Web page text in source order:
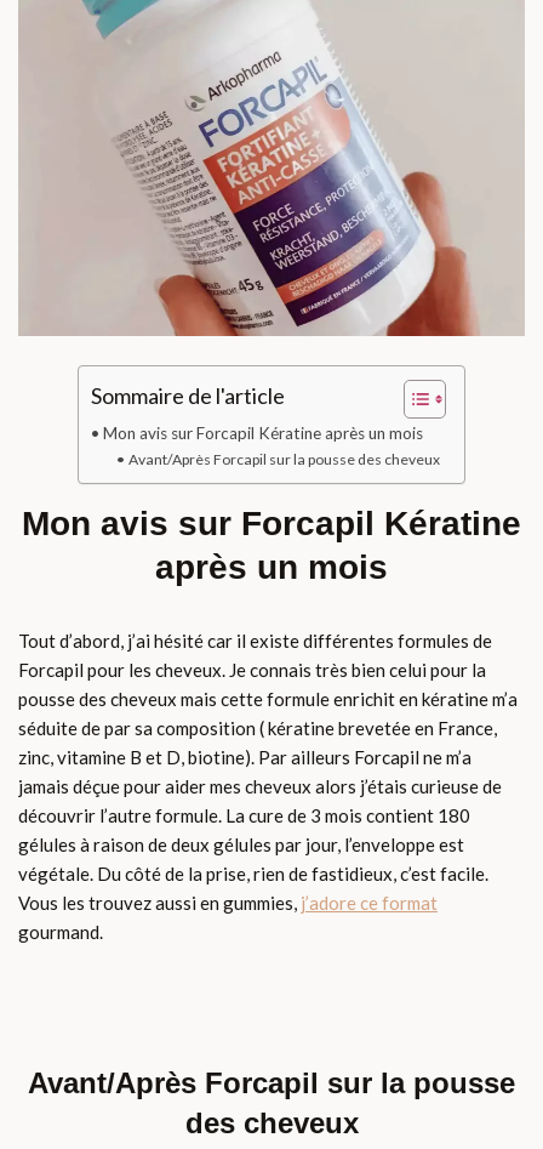
Sommaire de l'article
Mon avis sur Forcapil Kératine après un mois
Avant/Après Forcapil sur la pousse des cheveux
Mon avis sur Forcapil Kératine
après un mois
Tout d’abord, j’ai hésité car il existe différentes formules de
Forcapil pour les cheveux. Je connais très bien celui pour la
pousse des cheveux mais cette formule enrichit en kératine m’a
séduite de par sa composition ( kératine brevetée en France,
zinc, vitamine B et D, biotine). Par ailleurs Forcapil ne m’a
jamais déçue pour aider mes cheveux alors j’étais curieuse de
découvrir l’autre formule. La cure de 3 mois contient 180
gélules à raison de deux gélules par jour, l’enveloppe est
végétale. Du côté de la prise, rien de fastidieux, c’est facile.
Vous les trouvez aussi en gummies, j’adore ce format
gourmand.
Avant/Après Forcapil sur la pousse
des cheveux